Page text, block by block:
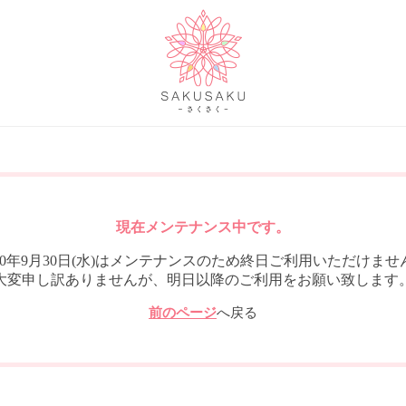
現在メンテナンス中です。
年9月30日(水)はメンテナンスのため終日ご利用いただけませ
変申し訳ありませんが、明日以降のご利用をお願い致します
前のページへ戻る